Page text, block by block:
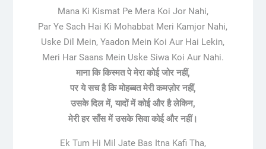
Mana Ki Kismat Pe Mera Koi Jor Nahi,
Par Ye Sach Hai Ki Mohabbat Meri Kamjor Nahi,
Uske Dil Mein, Yaadon Mein Koi Aur Hai Lekin,
Meri Har Saans Mein Uske Siwa Koi Aur Nahi.
माना कि किस्मत पे मेरा कोई जोर नहीं,
पर ये सच है कि मोहब्बत मेरी कमज़ोर नहीं,
उसके दिल में, यादों में कोई और है लेकिन,
मेरी हर साँस में उसके सिवा कोई और नहीं।
Ek Tum Hi Mil Jate Bas Itna Kafi Tha,